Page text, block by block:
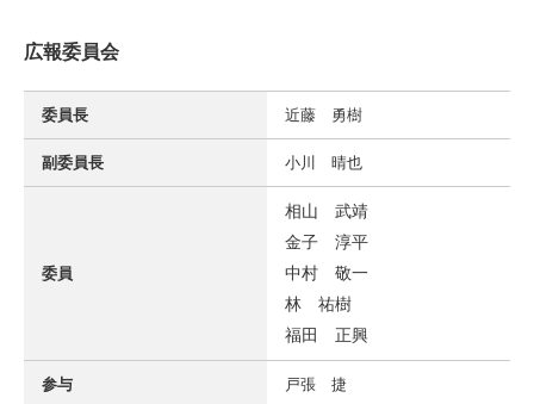
広報委員会
委員長 近藤 勇樹
副委員長 小川 晴也
委員
相山 武靖
金子 淳平
中村 敬一
林 祐樹
福田 正興
参与 戸張 捷